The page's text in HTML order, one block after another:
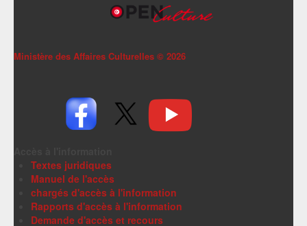
Ministère des Affaires Culturelles © 2026
Textes juridiques
Manuel de l'accès
chargés d'accès à l'information
Rapports d'accès à l'information
Demande d'accès et recours